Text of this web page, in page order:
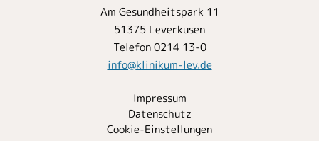
Am Gesundheitspark 11
51375 Leverkusen
Telefon 0214 13-0
info@klinikum-lev.de
Impressum
Datenschutz
Cookie-Einstellungen